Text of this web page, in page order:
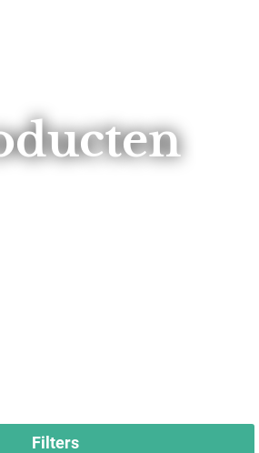
Filters